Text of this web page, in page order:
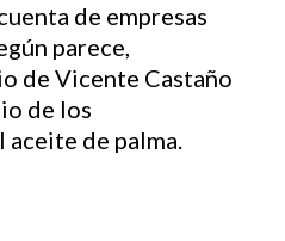
de empresas
parece,
de Vicente Castaño
de los
de palma.